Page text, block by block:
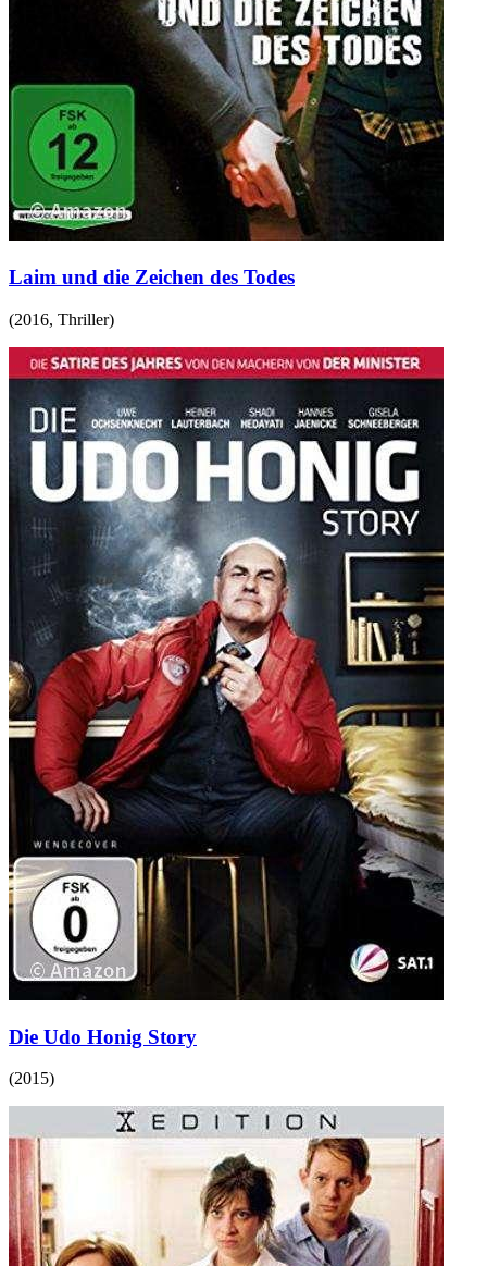
Laim und die Zeichen des Todes
(2016, Thriller)
Die Udo Honig Story
(2015)